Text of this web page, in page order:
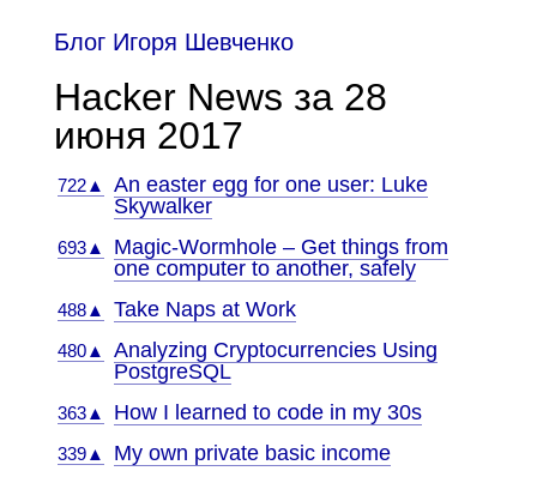
Блог Игоря Шевченко
Hacker News за 28
июня 2017
722▲
An easter egg for one user: Luke
Skywalker
693▲
Magic-Wormhole – Get things from
one computer to another, safely
488▲ Take Naps at Work
480▲
Analyzing Cryptocurrencies Using
PostgreSQL
363▲ How I learned to code in my 30s
339▲ My own private basic income